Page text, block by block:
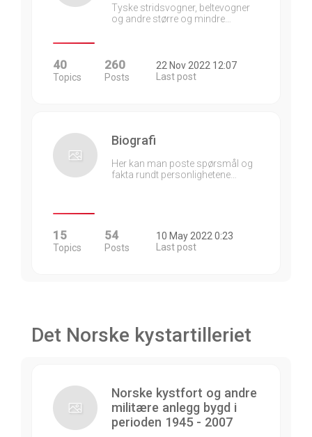
Tyske stridsvogner, beltevogner
og andre større og mindre…
40
Topics
260
Posts
22 Nov 2022 12:07
Last post
Biografi
Her kan man poste spørsmål og
fakta rundt personlighetene…
15
Topics
54
Posts
10 May 2022 0:23
Last post
Det Norske kystartilleriet
Norske kystfort og andre
militære anlegg bygd i
perioden 1945 - 2007